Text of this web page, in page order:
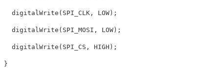
digitalWrite ( SPI_CLK , LOW );
digitalWrite ( SPI_MOSI , LOW );
digitalWrite ( SPI_CS , HIGH );
}